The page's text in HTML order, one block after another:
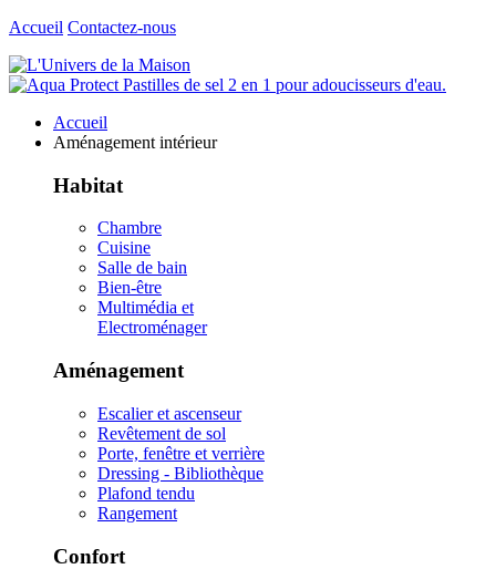
Accueil Contactez-nous
Accueil
Aménagement intérieur
Habitat
Chambre
Cuisine
Salle de bain
Bien-être
Multimédia et
Electroménager
Aménagement
Escalier et ascenseur
Revêtement de sol
Porte, fenêtre et verrière
Dressing - Bibliothèque
Plafond tendu
Rangement
Confort